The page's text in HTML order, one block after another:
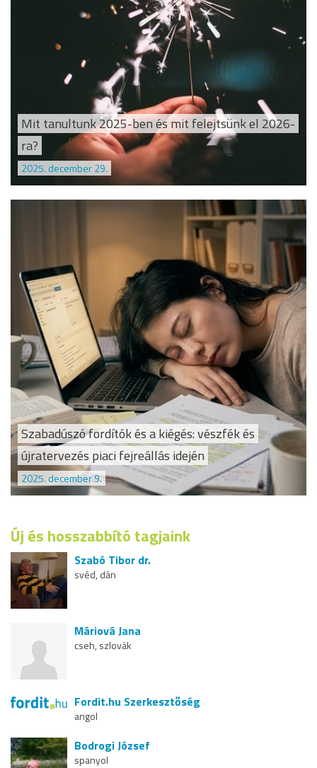
Mit tanultunk 2025-ben és mit felejtsünk el 2026-
ra?
2025. december 29.
Szabadúszó fordítók és a kiégés: vészfék és
újratervezés piaci fejreállás idején
2025. december 9.
Új és hosszabbító tagjaink
Szabó Tibor dr.
svéd, dán
Máriová Jana
cseh, szlovák
Fordit.hu Szerkesztőség
angol
Bodrogi József
spanyol